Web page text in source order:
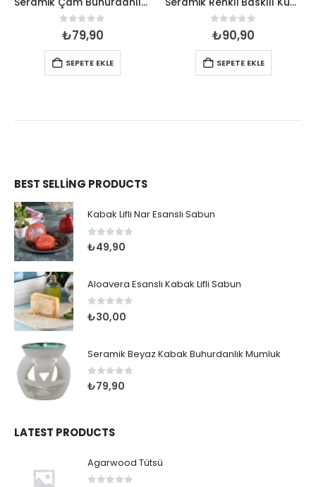
0 out of 5
₺79,90
SEPETE EKLE
0 out of 5
₺90,90
SEPETE EKLE
BEST SELLING PRODUCTS
Kabak Lifli Nar Esanslı Sabun
0 out of 5
₺49,90
Aloavera Esanslı Kabak Lifli Sabun
0 out of 5
₺30,00
Seramik Beyaz Kabak Buhurdanlık Mumluk
0 out of 5
₺79,90
LATEST PRODUCTS
Agarwood Tütsü